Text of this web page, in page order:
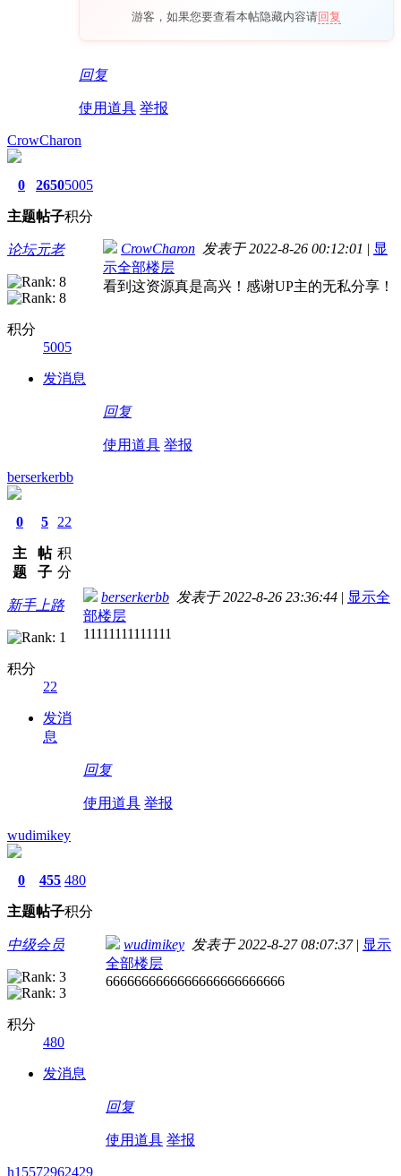
游客，如果您要查看本帖隐藏内容请回复
回复
使用道具 举报
CrowCharon
0
主题
2650
帖子
5005
积分
论坛元老
积分
5005
发消息
CrowCharon 发表于 2022-8-26 00:12:01 | 显
示全部楼层
看到这资源真是高兴！感谢UP主的无私分享！
回复
使用道具 举报
berserkerbb
0
主
题
5
帖
子
22
积
分
新手上路
积分
22
发消
息
berserkerbb 发表于 2022-8-26 23:36:44 | 显示全
部楼层
11111111111111
回复
使用道具 举报
wudimikey
0
主题
455
帖子
480
积分
中级会员
积分
480
发消息
wudimikey 发表于 2022-8-27 08:07:37 | 显示
全部楼层
6666666666666666666666666
回复
使用道具 举报
h15572962429